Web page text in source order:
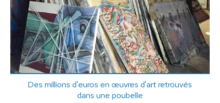
Des millions d'euros en œuvres d'art retrouvés
dans une poubelle